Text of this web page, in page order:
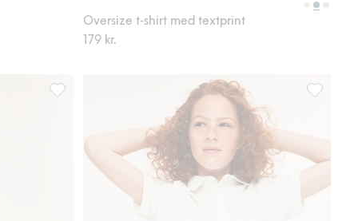
Oversize t-shirt med textprint
179 kr.
till i favoriterT-shirt Pokémon, Lägg till i favoriter